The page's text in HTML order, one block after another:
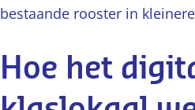
bestaande rooster in
Hoe het